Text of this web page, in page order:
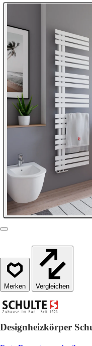
Vergleichen
Designheizkörper